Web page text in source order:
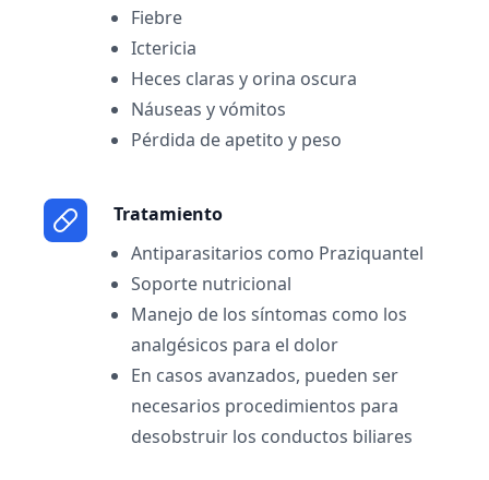
Fiebre
Ictericia
Heces claras y orina oscura
Náuseas y vómitos
Pérdida de apetito y peso
Tratamiento
Antiparasitarios como Praziquantel
Soporte nutricional
Manejo de los síntomas como los
analgésicos para el dolor
En casos avanzados, pueden ser
necesarios procedimientos para
desobstruir los conductos biliares